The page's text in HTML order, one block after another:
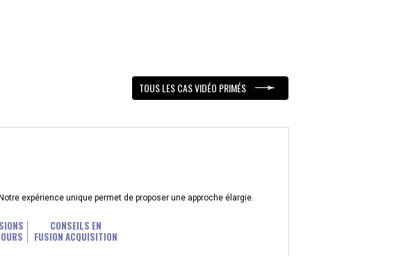
TOUS LES CAS VIDÉO PRIMÉS
expérience unique permet de proposer une approche élargie.
CONSEILS EN
FUSION ACQUISITION